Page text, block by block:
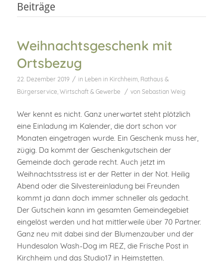
Beiträge
Weihnachtsgeschenk mit
Ortsbezug
22. Dezember 2019 / in Leben in Kirchheim, Rathaus &
Bürgerservice, Wirtschaft & Gewerbe / von Sebastian Weig
Wer kennt es nicht. Ganz unerwartet steht plötzlich
eine Einladung im Kalender, die dort schon vor
Monaten eingetragen wurde. Ein Geschenk muss her,
zügig. Da kommt der Geschenkgutschein der
Gemeinde doch gerade recht. Auch jetzt im
Weihnachtsstress ist er der Retter in der Not. Heilig
Abend oder die Silvestereinladung bei Freunden
kommt ja dann doch immer schneller als gedacht.
Der Gutschein kann im gesamten Gemeindegebiet
eingelöst werden und hat mittlerweile über 70 Partner.
Ganz neu mit dabei sind der Blumenzauber und der
Hundesalon Wash-Dog im REZ, die Frische Post in
Kirchheim und das Studio17 in Heimstetten.